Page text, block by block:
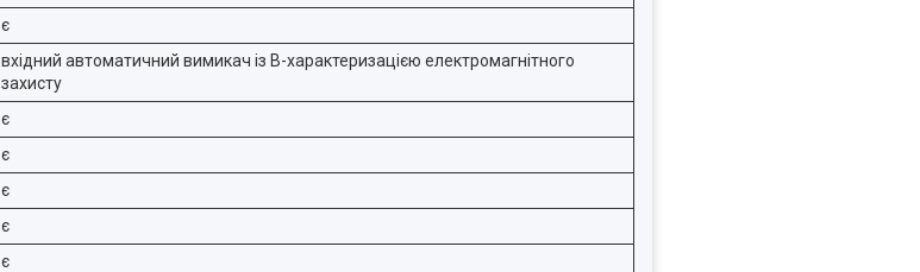
є
вхідний автоматичний вимикач із B-характеризацією електромагнітного
захисту
є
є
є
є
є